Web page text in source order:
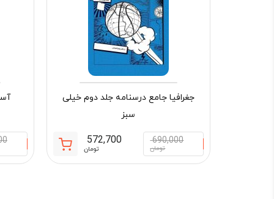
جغرافیا جامع درسنامه جلد دوم خیلی
سبز
690,000
تومان
اصلی:
572,700
تومان
فعلی: